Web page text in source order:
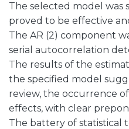
The selected model was
proved to be effective
The AR (2) component
serial autocorrelation
The results of the
the specified model
review, the occurrence
effects, with clear
The battery of statistical